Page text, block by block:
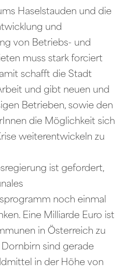
Haselstauden und die
und
von Betriebs- und
muss stark forciert
schafft die Stadt
und gibt neuen und
Betrieben, sowie den
die Möglichkeit sich
weiterentwickeln zu
ist gefordert,
noch einmal
Eine Milliarde Euro ist
in Österreich zu
Dornbirn sind gerade
in der Höhe von